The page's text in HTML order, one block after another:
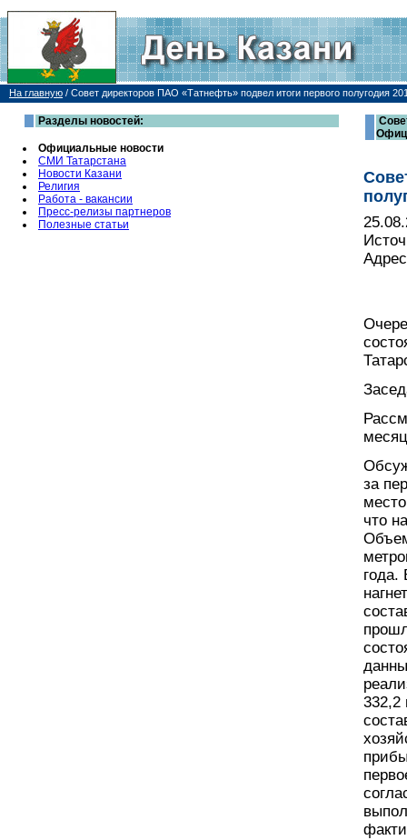
На главную / Совет директоров ПАО «Татнефть» подвел итоги первого полугодия
Разделы новостей:
Официальные новости
СМИ Татарстана
Новости Казани
Религия
Работа - вакансии
Пресс-релизы партнеров
Полезные статьи
за
что
332,2